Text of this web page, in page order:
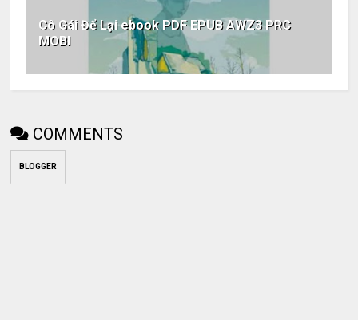
Cô Gái Để Lại ebook PDF EPUB AWZ3 PRC
MOBI
COMMENTS
BLOGGER